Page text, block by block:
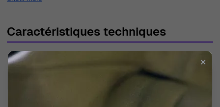
Caractéristiques techniques
SKU ✕